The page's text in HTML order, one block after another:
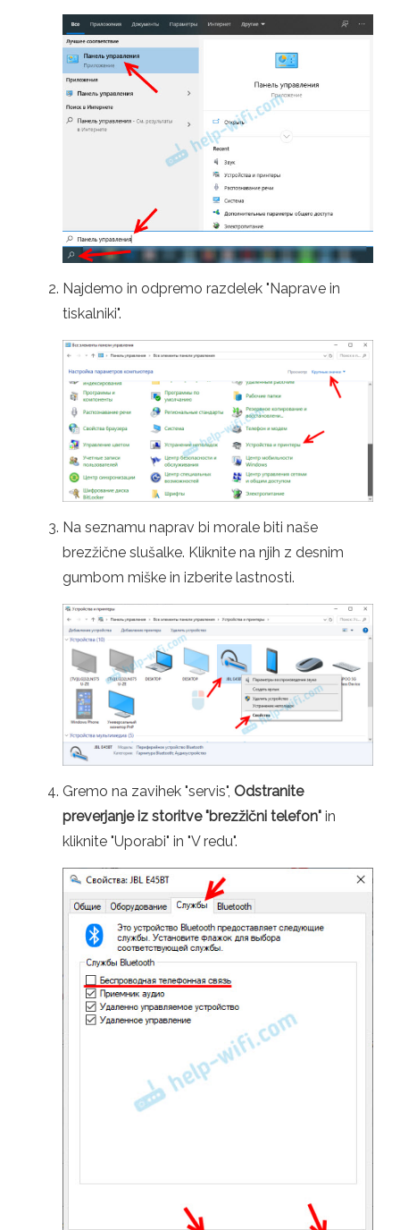
Najdemo in odpremo razdelek "Naprave in
tiskalniki".
Na seznamu naprav bi morale biti naše
brezžične slušalke. Kliknite na njih z desnim
gumbom miške in izberite lastnosti.
Gremo na zavihek "servis", Odstranite
preverjanje iz storitve "brezžični telefon" in
kliknite "Uporabi" in "V redu".